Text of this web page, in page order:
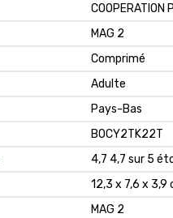
‎MAG 2
‎Comprimé
‎Adulte
‎Pays-Bas
B0CY2TK22T
4,7 4,7 sur 5
12,3 x 7,6 x 3,9
MAG 2